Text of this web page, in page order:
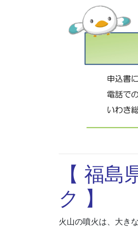
【 福
ク 】
火山の噴火は、大き